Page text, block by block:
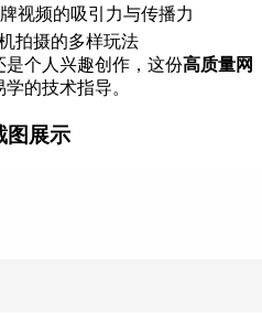
视频的吸引力与传播力
拍摄的多样玩法
个人兴趣创作，这份高质量网
的技术指导。
图展示